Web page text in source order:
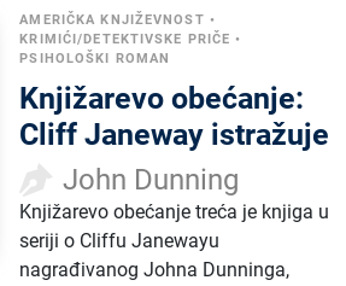
AMERIČKA KNJIŽEVNOST •
KRIMIĆI/DETEKTIVSKE PRIČE •
PSIHOLOŠKI ROMAN
Knjižarevo obećanje:
Cliff Janeway istražuje
John Dunning
Knjižarevo obećanje treća je knjiga u
seriji o Cliffu Janewayu
nagrađivanog Johna Dunninga,